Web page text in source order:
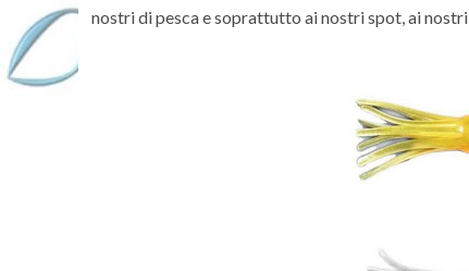
nostri di pesca e soprattutto ai nostri spot, ai